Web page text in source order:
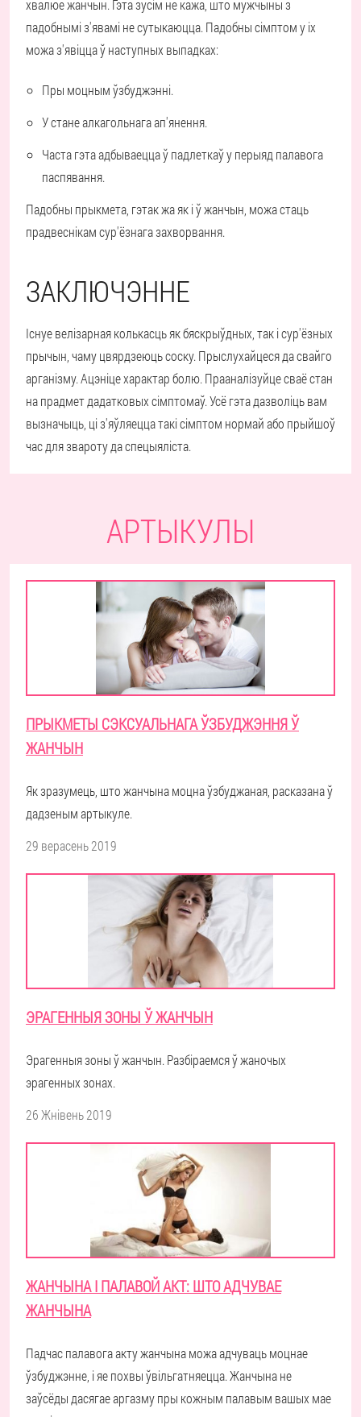
хвалюе жанчын. Гэта зусім не кажа, што мужчыны з
падобнымі з'явамі не сутыкаюцца. Падобны сімптом у іх
можа з'явіцца ў наступных выпадках:
Пры моцным ўзбуджэнні.
У стане алкагольнага ап'янення.
Часта гэта адбываецца ў падлеткаў у перыяд палавога
паспявання.
Падобны прыкмета, гэтак жа як і ў жанчын, можа стаць
прадвеснікам сур'ёзнага захворвання.
ЗАКЛЮЧЭННЕ
Існуе велізарная колькасць як бяскрыўдных, так і сур'ёзных
прычын, чаму цвярдзеюць соску. Прыслухайцеся да свайго
арганізму. Ацэніце характар болю. Прааналізуйце сваё стан
на прадмет дадатковых сімптомаў. Усё гэта дазволіць вам
вызначыць, ці з'яўляецца такі сімптом нормай або прыйшоў
час для звароту да спецыяліста.
АРТЫКУЛЫ
ПРЫКМЕТЫ СЭКСУАЛЬНАГА ЎЗБУДЖЭННЯ Ў
ЖАНЧЫН
Як зразумець, што жанчына моцна ўзбуджаная, расказана ў
дадзеным артыкуле.
29 верасень 2019
ЭРАГЕННЫЯ ЗОНЫ Ў ЖАНЧЫН
Эрагенныя зоны ў жанчын. Разбіраемся ў жаночых
эрагенных зонах.
26 Жнівень 2019
ЖАНЧЫНА І ПАЛАВОЙ АКТ: ШТО АДЧУВАЕ
ЖАНЧЫНА
Падчас палавога акту жанчына можа адчуваць моцнае
ўзбуджэнне, і яе похвы ўвільгатняецца. Жанчына не
заўсёды дасягае аргазму пры кожным палавым вашых мае